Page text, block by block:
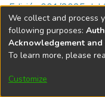
Edición 001/2025 del
We collect and process
following purposes:
Acknowledgement and
To learn more, please
Customize